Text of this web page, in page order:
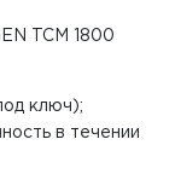
TCM 1800
ключ);
в течении